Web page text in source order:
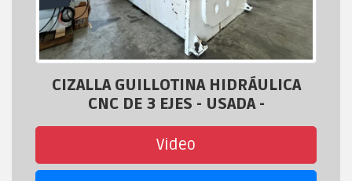
CIZALLA GUILLOTINA HIDRÁULICA
CNC DE 3 EJES - USADA -
Video